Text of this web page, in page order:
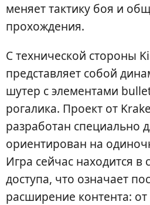
меняет тактику боя и
прохождения.
С технической стороны
представляет собой
шутер с элементами
рогалика. Проект от
разработан специально
ориентирован на
Игра сейчас находится в
доступа, что означает
расширение контента: